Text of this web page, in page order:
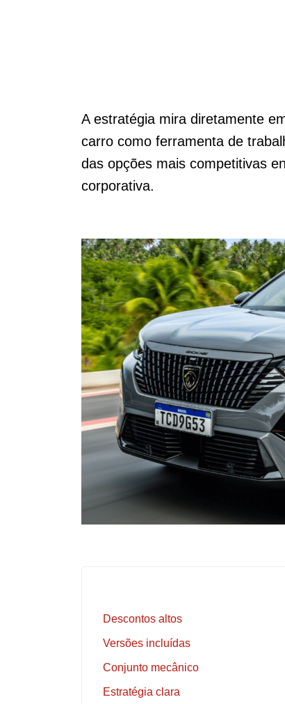
A estratégia mira diretamente
carro como ferramenta de
das opções mais competitivas
corporativa.
Descontos altos
Versões incluídas
Conjunto mecânico
Estratégia clara